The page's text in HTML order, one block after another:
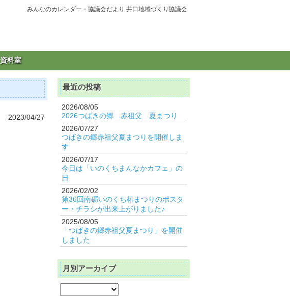
みんなのカレンダー・協議会だより 井口地域づくり協議会
資料室
2023/04/27
最近の投稿
2026/08/05
2026つばきの郷 赤祖父 夏まつり
2026/07/27
つばきの郷赤祖父夏まつりを開催しま
す
2026/07/17
今日は「いのくちまんなかカフェ」の
日
2026/02/02
第36回南砺いのくち椿まつりのポスタ
ー・チラシが出来上がりました♪
2025/08/05
「つばきの郷赤祖父夏まつり」を開催
しました
月別アーカイブ